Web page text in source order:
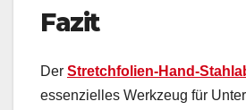
Fazit
Der Stretchfolien-Hand-
essenzielles Werkzeug für